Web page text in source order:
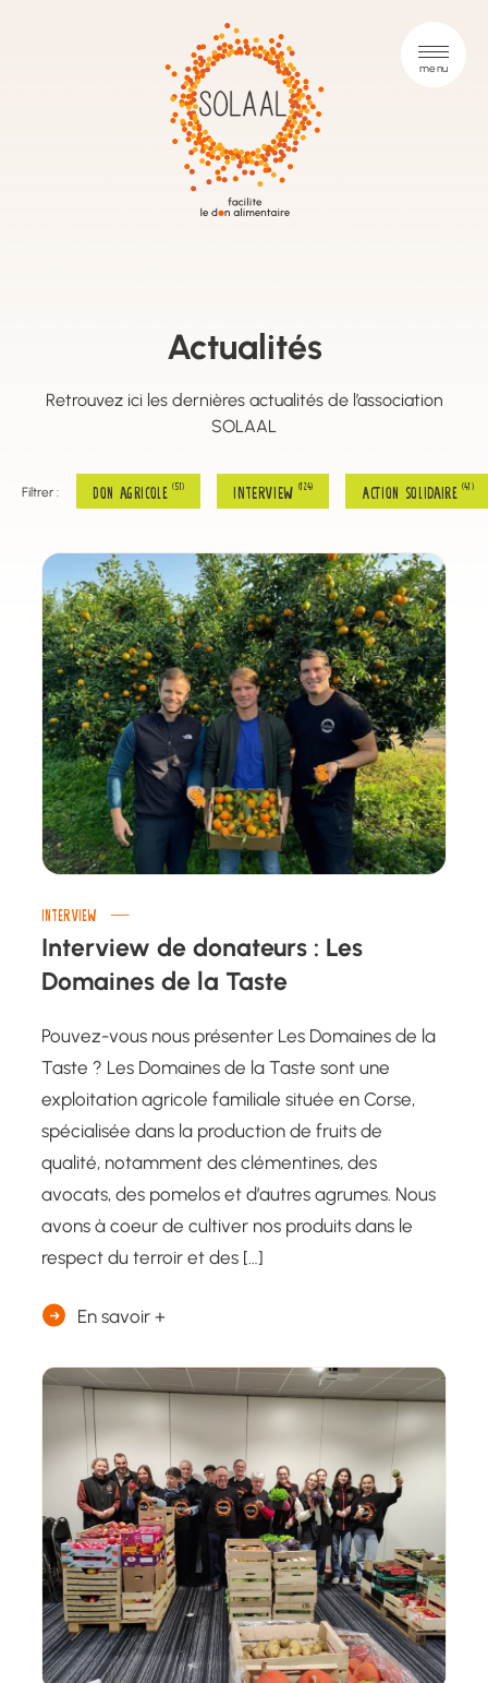
Actualités
Retrouvez ici les dernières actualités de l’association
SOLAAL
Filtrer : Don agricole (51) INTERVIEW (124) Action solidaire (41)
INTERVIEW
Interview de donateurs : Les
Domaines de la Taste
Pouvez-vous nous présenter Les Domaines de la
Taste ? Les Domaines de la Taste sont une
exploitation agricole familiale située en Corse,
spécialisée dans la production de fruits de
qualité, notamment des clémentines, des
avocats, des pomelos et d’autres agrumes. Nous
avons à coeur de cultiver nos produits dans le
respect du terroir et des […]
En savoir +